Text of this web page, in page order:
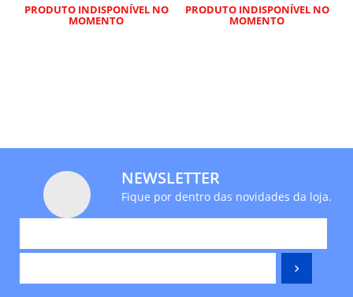
PRODUTO INDISPONÍVEL NO
MOMENTO
PRODUTO INDISPONÍVEL NO
MOMENTO
NEWSLETTER
Fique por dentro das novidades da loja.